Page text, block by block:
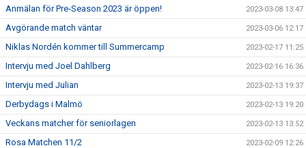
Anmälan för Pre-Season 2023 är öppen! 2023-03-08 13:47
Avgörande match väntar 2023-03-06 12:17
Niklas Nordén kommer till Summercamp 2023-02-17 11:25
Intervju med Joel Dahlberg 2023-02-16 16:36
Intervju med Julian 2023-02-13 19:37
Derbydags i Malmö 2023-02-13 19:20
Veckans matcher för seniorlagen 2023-02-13 13:52
Rosa Matchen 11/2 2023-02-09 12:26